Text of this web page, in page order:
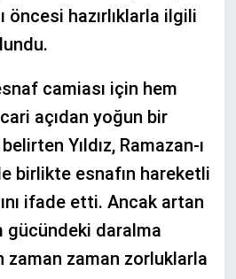
öncesi hazırlıklarla ilgili
camiası için hem
açıdan yoğun bir
Yıldız, Ramazan-ı
birlikte esnafın hareketli
ifade etti. Ancak artan
gücündeki daralma
zaman zaman zorluklarla